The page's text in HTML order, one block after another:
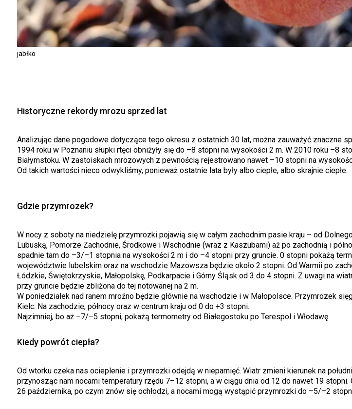
jabłko
Historyczne rekordy mrozu sprzed lat
Analizując dane pogodowe dotyczące tego okresu z ostatnich 30 lat, można zauważyć znaczne
1994 roku w Poznaniu słupki rtęci obniżyły się do –8 stopni na wysokości 2 m. W 2010 roku –8
Białymstoku. W zastoiskach mrozowych z pewnością rejestrowano nawet –10 stopni na
Od takich wartości nieco odwykliśmy, ponieważ ostatnie lata były albo ciepłe, albo skrajnie ciepłe.
Gdzie przymrozek?
W nocy z soboty na niedzielę przymrozki pojawią się w całym zachodnim pasie kraju – od
Lubuską, Pomorze Zachodnie, Środkowe i Wschodnie (wraz z Kaszubami) aż po zachodnią i
spadnie tam do –3/–1 stopnia na wysokości 2 m i do –4 stopni przy gruncie. 0 stopni pokażą
województwie lubelskim oraz na wschodzie Mazowsza będzie około 2 stopni. Od Warmii po
Łódzkie, Świętokrzyskie, Małopolskę, Podkarpacie i Górny Śląsk od 3 do 4 stopni. Z uwagi na
przy gruncie będzie zbliżona do tej notowanej na 2 m.
W poniedziałek nad ranem mroźno będzie głównie na wschodzie i w Małopolsce. Przymrozek
Kielc. Na zachodzie, północy oraz w centrum kraju od 0 do +3 stopni.
Najzimniej, bo aż –7/–5 stopni, pokażą termometry od Białegostoku po Terespol i Włodawę.
Kiedy powrót ciepła?
Od wtorku czeka nas ocieplenie i przymrozki odejdą w niepamięć. Wiatr zmieni kierunek na
przynosząc nam nocami temperatury rzędu 7–12 stopni, a w ciągu dnia od 12 do nawet 19 stopni.
26 października, po czym znów się ochłodzi, a nocami mogą wystąpić przymrozki do –5/–2